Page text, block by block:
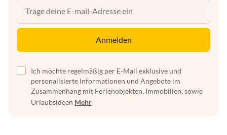
Anmelden
Ich möchte regelmäßig per E-Mail exklusive und
personalisierte Informationen und Angebote im
Zusammenhang mit Ferienobjekten, Immobilien, sowie
Urlaubsideen Mehr